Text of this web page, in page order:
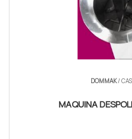
DOMMAK/
MAQUINA